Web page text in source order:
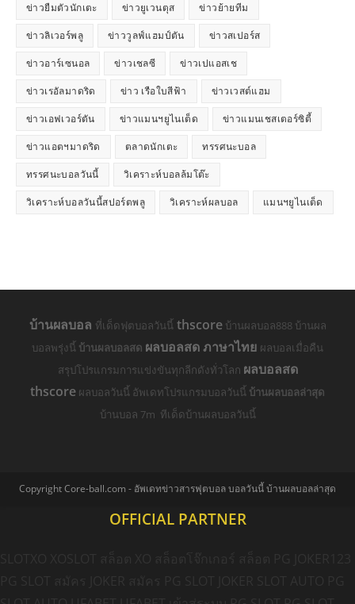
ข่าวยืมตัวนักเตะ ข่าวยูเวนตุส ข่าวย้ายทีม
ข่าวลิเวอร์พลู ข่าววูลฟ์แฮมป์ตัน ข่าวสเปอร์ส
ข่าวอาร์เซนอล ข่าวเชลซี ข่าวเปแอสเช
ข่าวเรอัลมาดริด ข่าว เรือใบสีฟ้า ข่าวเวสต์แฮม
ข่าวเอฟเวอร์ตัน ข่าวแมนฯยูไนเต็ด ข่าวแมนเชสเตอร์ซิตี้
ข่าวแอตฯมาดริด ตลาดนักเตะ ทรรศนะบอล
ทรรศนะบอลวันนี้ วิเคราะห์บอลล้มโต๊ะ
วิเคราะห์บอลวันนี้สปอร์ตพลู วิเคราะห์ผลบอล แมนฯยูไนเต็ด
บ้านผลบอล ที่เด็ดฟุตบอลวันนี้ thscoreบ้านผลบอล888 บ้านผล
บอลพรุ่งนี้ บ้านผลบอลสด ผลบอลสด ภาษาไทย ผลบอลเมื่อคืน
สรุปโปรแกรมการแข่งขันทุกลีกดังทั่วโลก ผลบอลสด
thscore ผลบอลวันนี้ อัพเดทโปรแกรมบอลวันนี้ บ้านผลบอลล่าสุด
บ้านบอล 7m ทีเด็ดบ้านผลบอลวันนี้
Copyright Core-ball.com - อัพเดทข่าวสารฟุตบอล บอลวันนี้ บ้านผลบอลล่าสุด
OFFICIAL PARTNER